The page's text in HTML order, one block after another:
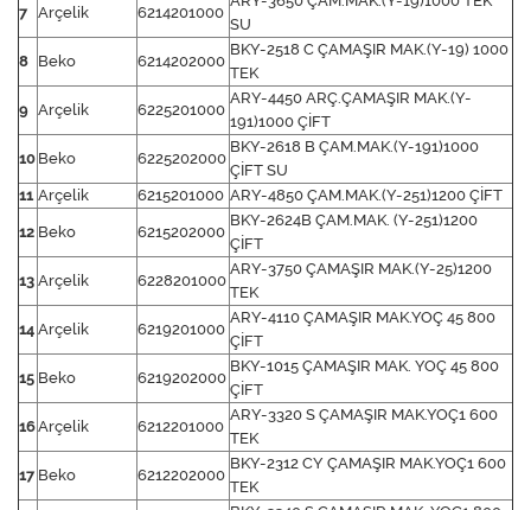
7 Arçelik 6214201000
SU
8 Beko 6214202000
BKY-2518 C ÇAMAŞIR MAK.(Y-19) 1000
TEK
9 Arçelik 6225201000
ARY-4450 ARÇ.ÇAMAŞIR MAK.(Y-
191)1000 ÇİFT
10 Beko 6225202000
BKY-2618 B ÇAM.MAK.(Y-191)1000
ÇİFT SU
11 Arçelik 6215201000 ARY-4850 ÇAM.MAK.(Y-251)1200 ÇİFT
12 Beko 6215202000
BKY-2624B ÇAM.MAK. (Y-251)1200
ÇİFT
13 Arçelik 6228201000
ARY-3750 ÇAMAŞIR MAK.(Y-25)1200
TEK
14 Arçelik 6219201000
ARY-4110 ÇAMAŞIR MAK.YOÇ 45 800
ÇİFT
15 Beko 6219202000
BKY-1015 ÇAMAŞIR MAK. YOÇ 45 800
ÇİFT
16Arçelik 6212201000
ARY-3320 S ÇAMAŞIR MAK.YOÇ1 600
TEK
17 Beko 6212202000
BKY-2312 CY ÇAMAŞIR MAK.YOÇ1 600
TEK